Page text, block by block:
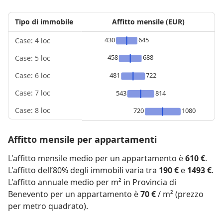
Tipo di immobile
Case: 4 loc
Case: 5 loc
Case: 6 loc
Case: 7 loc
Case: 8 loc
Affitto mensile (EUR)
430
645
458
688
481
722
543
814
720
1080
Affitto mensile per appartamenti
L'affitto mensile medio per un appartamento è610 €.
L'affitto dell’80% degli immobili varia tra 190 € e 1493 €.
L'affitto annuale medio per m² in Provincia di
Benevento per un appartamento è70 €/ m² (prezzo
per metro quadrato).